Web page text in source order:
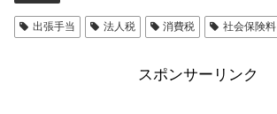
出張手当 法人税 消費税 社会保険料
スポンサーリンク